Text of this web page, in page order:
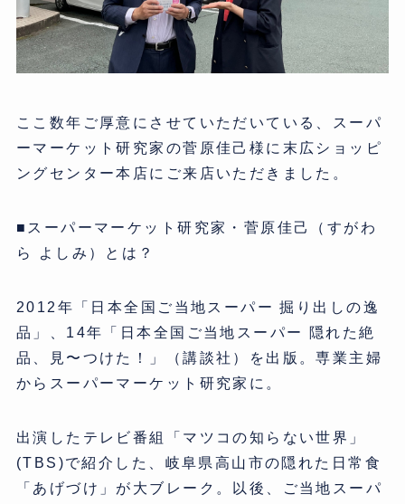
ここ数年ご厚意にさせていただいている、スーパ
ーマーケット研究家の菅原佳己様に末広ショッピ
ングセンター本店にご来店いただきました。
■スーパーマーケット研究家・菅原佳己（すがわ
ら よしみ）とは？
2012年「日本全国ご当地スーパー 掘り出しの逸
品」、14年「日本全国ご当地スーパー 隠れた絶
品、見〜つけた！」（講談社）を出版。専業主婦
からスーパーマーケット研究家に。
出演したテレビ番組「マツコの知らない世界」
(TBS)で紹介した、岐阜県高山市の隠れた日常食
「あげづけ」が大ブレーク。以後、ご当地スーパ